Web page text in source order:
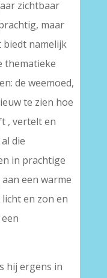
zichtbaar
maar
biedt namelijk
thematieke
de weemoed,
te zien hoe
, vertelt en
die
in prachtige
een warme
en zon en
hij ergens in